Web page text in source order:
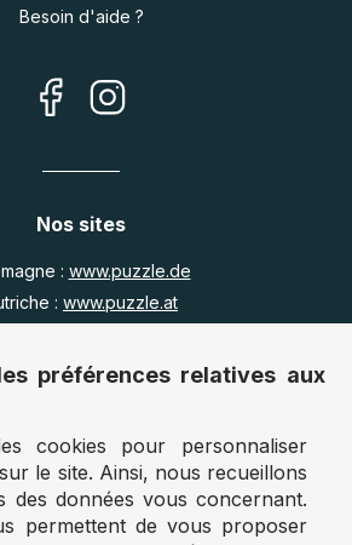
Besoin d'aide ?
Nos sites
: www.puzzle.de
: www.puzzle.at
:
www.jigsawpuzzle.co.uk
revendeurs / détaillants
avez un magasin ?
accéder à nos prix revendeurs ?
préférences relatives aux
cookies pour personnaliser
le site. Ainsi, nous recueillons
des données vous concernant.
permettent de vous proposer